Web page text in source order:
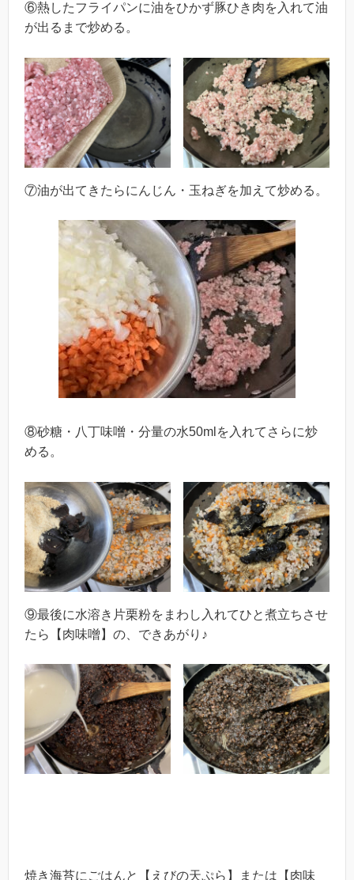
⑥熱したフライパンに油をひかず豚ひき肉を入れて油
が出るまで炒める。
⑦油が出てきたらにんじん・玉ねぎを加えて炒める。
⑧砂糖・八丁味噌・分量の水50mlを入れてさらに炒
める。
⑨最後に水溶き片栗粉をまわし入れてひと煮立ちさせ
たら【肉味噌】の、できあがり♪
焼き海苔にごはんと【えびの天ぷら】または【肉味